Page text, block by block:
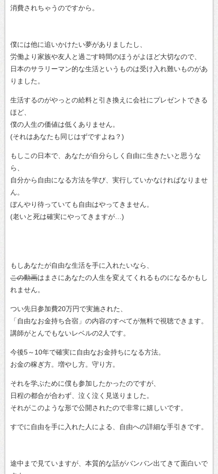
消費されちゃうのですから。
僕には他に追いかけたい夢がありましたし、
労働より家族や友人と過ごす時間のほうがよほど大切なので、
日本のサラリーマン的な生活というものは受け入れ難いものがあ
りました。
生活するのがやっとの給料と引き換えに会社にプレゼントできる
ほど、
僕の人生の価値は低くありません。
(それはあなたも同じはずですよね？)
もしこの日本で、あなたが自分らしく自由に生きたいと思うな
ら、
自分から自由になる方法を学び、実行していかなければなりませ
ん。
ぼんやり待っていても自由はやってきません。
(老いと死は確実にやってきますが…)
もしあなたが自由な生活を手に入れたいなら、
この動画はまさにあなたの人生を変えてくれるものになるかもし
れません。
つい先日参加費20万円で実施された、
「自由なお金持ち合宿」の内容のすべてが無料で視聴できます。
講師がとんでもないレベルの2人です。
今後5～10年で確実に自由なお金持ちになる方法。
お金の稼ぎ方。増やし方。守り方。
それを学ぶために僕も参加したかったのですが、
日程の都合が合わず、泣く泣く見送りました。
それがこのような形で公開されたので非常に嬉しいです。
すでに自由を手に入れた人による、自由への詳細な手引きです。
途中まで見ていますが、本質的な話がバンバン出てきて面白いで